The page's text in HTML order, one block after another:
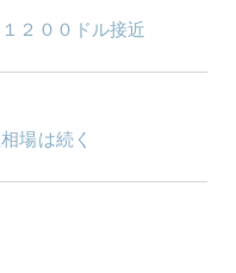
２００ドル接近
場は続く